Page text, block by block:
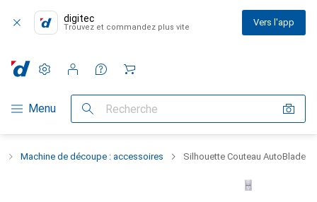
digitec
Trouvez et commandez plus vite Vers l'app
Navigation par catégorie
Menu Recherche
Paramètres
Compte client
Listes de comparaison
Listes d'envies
Panier
Machine de découpe : accessoires Silhouette Couteau AutoBlade